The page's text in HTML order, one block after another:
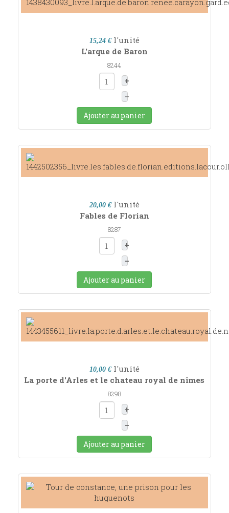
15,24 € l'unité
L'arque de Baron
8244
+
–
Ajouter au panier
20,00 € l'unité
Fables de Florian
8287
+
–
Ajouter au panier
10,00 € l'unité
La porte d'Arles et le chateau royal de nîmes
8298
+
–
Ajouter au panier